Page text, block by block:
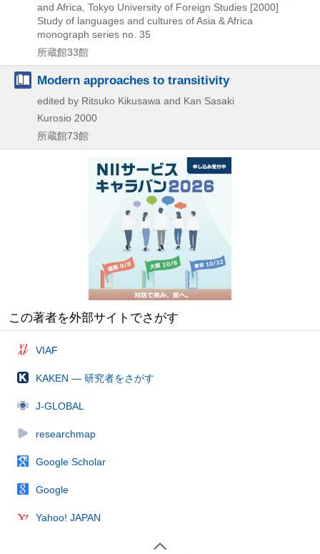
and Africa, Tokyo University of Foreign Studies [2000]
Study of languages and cultures of Asia & Africa
monograph series no. 35
所蔵館33館
Modern approaches to transitivity
edited by Ritsuko Kikusawa and Kan Sasaki
Kurosio 2000
所蔵館73館
この著者を外部サイトでさがす
VIAF
KAKEN — 研究者をさがす
J-GLOBAL
researchmap
Google Scholar
Google
Yahoo! JAPAN